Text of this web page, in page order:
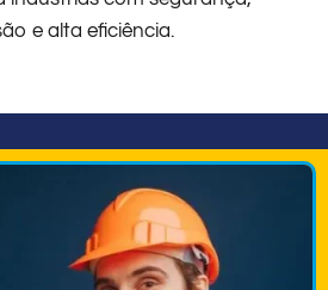
e alta eficiência.